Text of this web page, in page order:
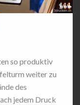
so produktiv
weiter zu
des
jedem Druck